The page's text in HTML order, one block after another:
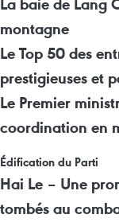
La baie de Lang
montagne
Le Top 50 des
prestigieuses et
Le Premier
coordination en
Édification du Parti
Hai Le – Une
tombés au